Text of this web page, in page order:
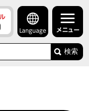
Language メニュー
検索